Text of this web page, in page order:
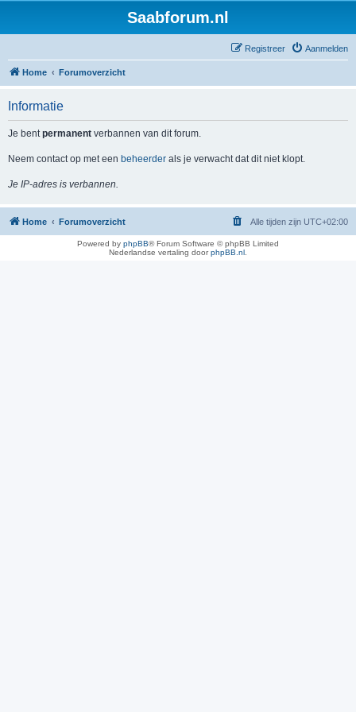
Saabforum.nl
Aanmelden
Registreer
Home Forumoverzicht
Informatie
Je bentpermanent verbannen van dit forum.
Neem contact op met een beheerder als je verwacht dat dit niet klopt.
Je IP-adres is verbannen.
Home Forumoverzicht Alle tijden zijn UTC+02:00
Powered by phpBB® Forum Software © phpBB Limited
Nederlandse vertaling doorphpBB.nl